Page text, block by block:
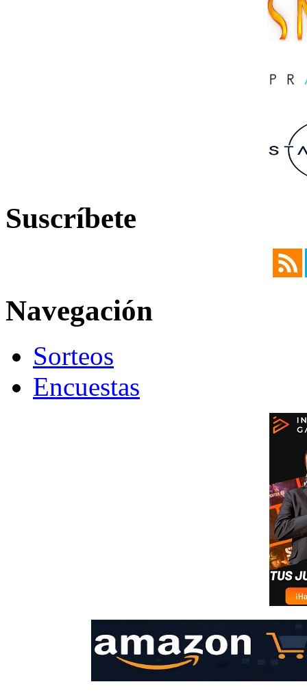
Suscríbete
Navegación
Sorteos
Encuestas